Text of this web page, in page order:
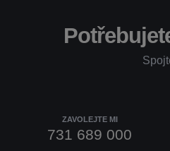
ZAVOLEJTE MI
731 689 000